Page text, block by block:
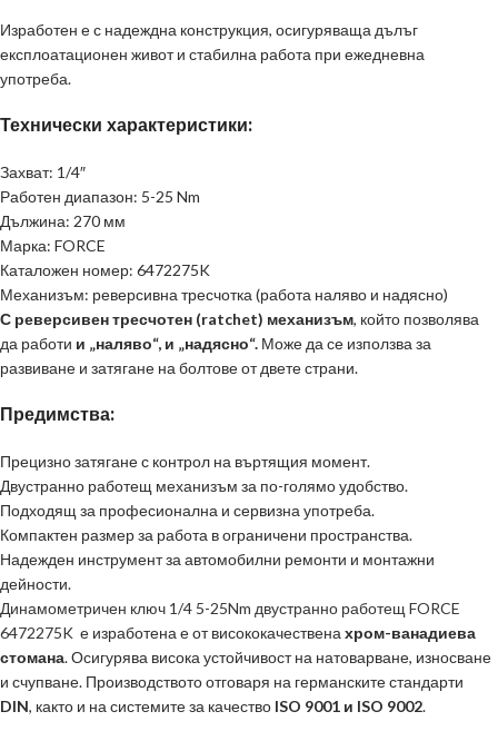
Изработен е с надеждна конструкция, осигуряваща дълъг
експлоатационен живот и стабилна работа при ежедневна
употреба.
Технически характеристики:
Захват: 1/4″
Работен диапазон: 5-25 Nm
Дължина: 270 мм
Марка: FORCE
Каталожен номер: 6472275K
Механизъм: реверсивна тресчотка (работа наляво и надясно)
С реверсивен тресчотен (ratchet) механизъм, който позволява
да работи и „наляво“, и „надясно“. Може да се използва за
развиване и затягане на болтове от двете страни.
Предимства:
Прецизно затягане с контрол на въртящия момент.
Двустранно работещ механизъм за по-голямо удобство.
Подходящ за професионална и сервизна употреба.
Компактен размер за работа в ограничени пространства.
Надежден инструмент за автомобилни ремонти и монтажни
дейности.
Динамометричен ключ 1/4 5-25Nm двустранно работещ FORCE
6472275K е изработена е от висококачествена хром-ванадиева
стомана. Осигурява висока устойчивост на натоварване, износване
и счупване. Производството отговаря на германските стандарти
DIN, както и на системите за качество ISO 9001 и ISO 9002.